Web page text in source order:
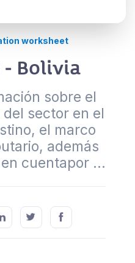
worksheet
- Bolivia
sobre el
sector en el
el marco
además
cuentapor ...